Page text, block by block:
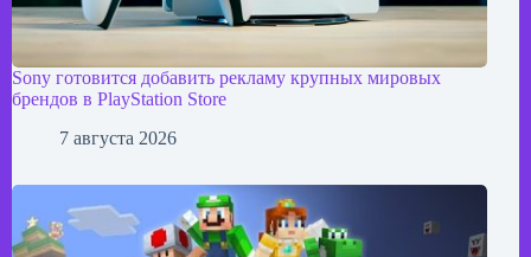
Sony готовится добавить рекламу крупных мировых
брендов в PlayStation Store
7 августа 2026